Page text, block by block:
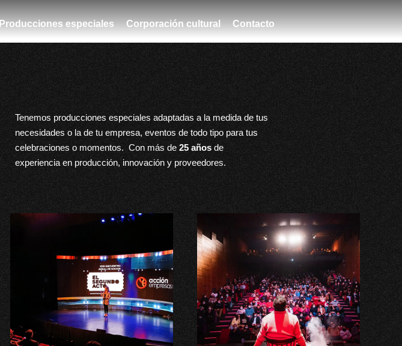
Producciones especiales Corporación cultural Contacto
Tenemos producciones especiales adaptadas a la medida de tus
necesidades o la de tu empresa, eventos de todo tipo para tus
celebraciones o momentos. Con más de 25 añosde
experiencia en producción, innovación y proveedores.